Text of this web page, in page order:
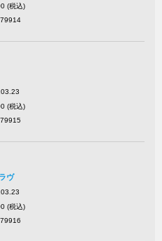
(税込)
(税込)
ヴ
(税込)